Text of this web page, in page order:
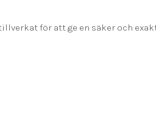
för att ge en säker och